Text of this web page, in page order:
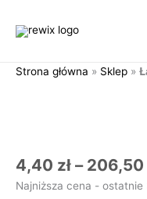
Strona główna » Sklep »
4,40 zł – 206,50
Najniższa cena - ostatnie
ŁPG2